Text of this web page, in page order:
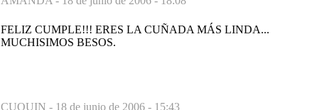
FELIZ CUMPLE!!! ERES LA CUÑADA MÁS LINDA...
MUCHISIMOS BESOS.
CUQUIN - 18 de junio de 2006 - 15:43